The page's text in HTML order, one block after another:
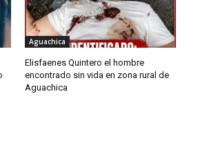
Aguachica
Elisfaenes Quintero el hombre
encontrado sin vida en zona rural de
Aguachica